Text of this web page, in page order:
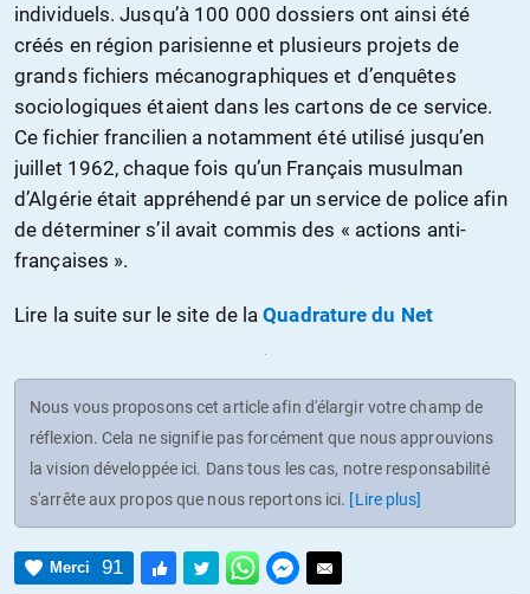
individuels. Jusqu’à 100 000 dossiers ont ainsi été
créés en région parisienne et plusieurs projets de
grands fichiers mécanographiques et d’enquêtes
sociologiques étaient dans les cartons de ce service.
Ce fichier francilien a notamment été utilisé jusqu’en
juillet 1962, chaque fois qu’un Français musulman
d’Algérie était appréhendé par un service de police afin
de déterminer s’il avait commis des « actions anti-
françaises ».
Lire la suite sur le site de laQuadrature du Net
Nous vous proposons cet article afin d'élargir votre champ de
réflexion. Cela ne signifie pas forcément que nous approuvions
la vision développée ici. Dans tous les cas, notre responsabilité
s'arrête aux propos que nous reportons ici. [Lire plus]
Merci 91